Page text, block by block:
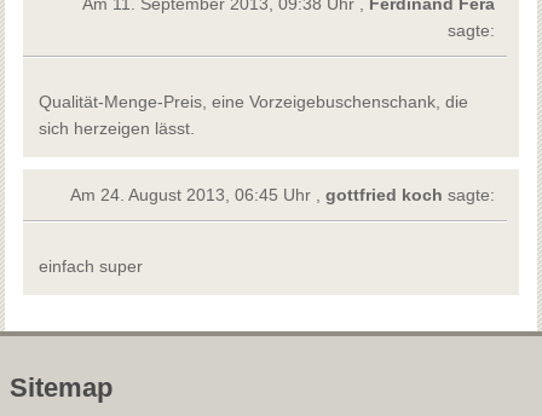
sagte:
Qualität-Menge-Preis, eine Vorzeigebuschenschank, die
sich herzeigen lässt.
Am 24. August 2013, 06:45 Uhr ,gottfried koch sagte:
einfach super
Sitemap